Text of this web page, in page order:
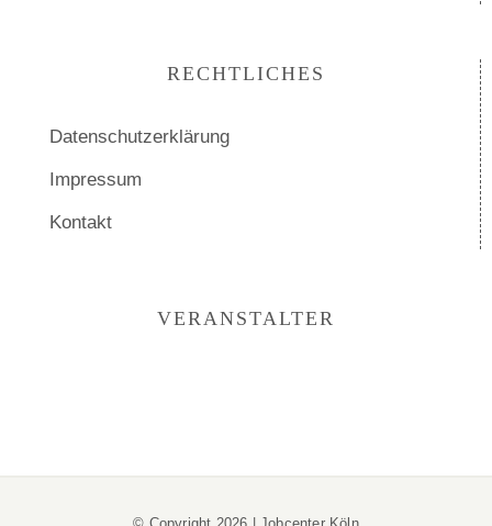
RECHTLICHES
Datenschutzerklärung
Impressum
Kontakt
VERANSTALTER